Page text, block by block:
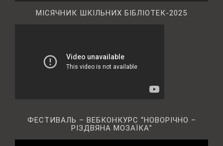
МІСЯЧНИК ШКІЛЬНИХ БІБЛІОТЕК-2025
ФЕСТИВАЛЬ – ВЕБКОНКУРС “НОВОРІЧНО –
РІЗДВЯНА МОЗАЇКА”